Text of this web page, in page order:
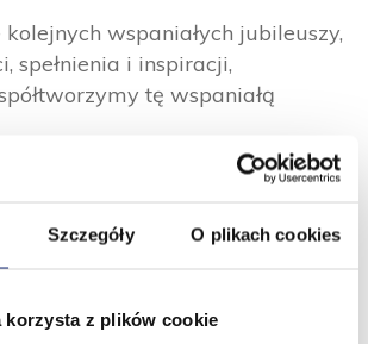
Szczegóły O plikach cookies
korzysta z plików cookie
wspaniałych jubileuszy,
spełnienia i inspiracji,
tę wspaniałą